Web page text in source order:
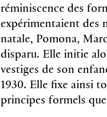
réminiscence des
expérimentaient des
natale, Pomona,
disparu. Elle initie
vestiges de son
1930. Elle fixe ainsi
principes formels